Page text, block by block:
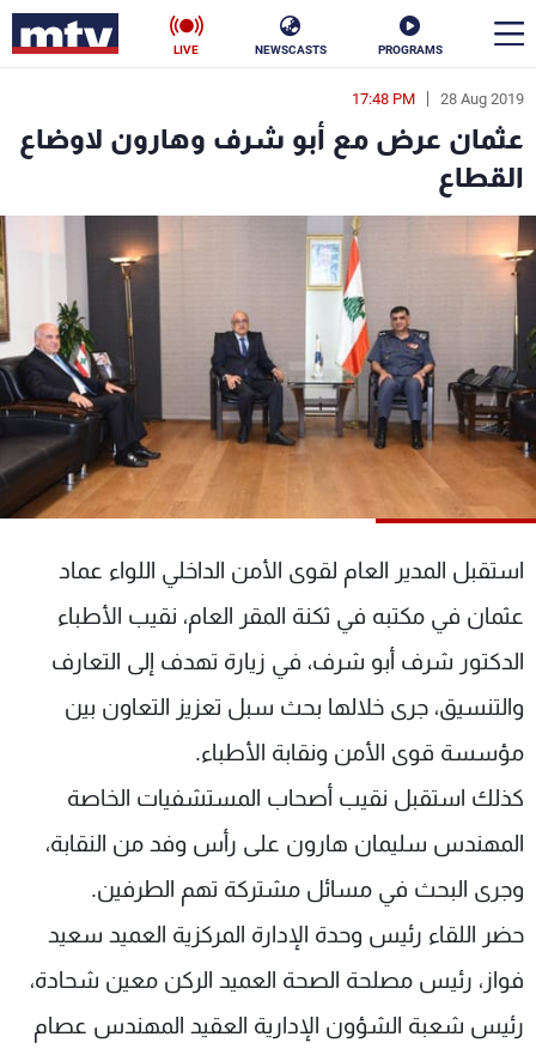
PROGRAMS
NEWSCASTS
LIVE
28 Aug 2019
17:48 PM
عثمان عرض مع أبو شرف وهارون لاوضاع
القطاع
استقبل المدير العام لقوى الأمن الداخلي اللواء عماد
عثمان في مكتبه في ثكنة المقر العام، نقيب الأطباء
الدكتور شرف أبو شرف، في زيارة تهدف إلى التعارف
والتنسيق، جرى خلالها بحث سبل تعزيز التعاون بين
مؤسسة قوى الأمن ونقابة الأطباء.
كذلك استقبل نقيب أصحاب المستشفيات الخاصة
المهندس سليمان هارون على رأس وفد من النقابة،
وجرى البحث في مسائل مشتركة تهم الطرفين.
حضر اللقاء رئيس وحدة الإدارة المركزية العميد سعيد
فواز، رئيس مصلحة الصحة العميد الركن معين شحادة،
رئيس شعبة الشؤون الإدارية العقيد المهندس عصام
en
الأخبار
سياسة ناس
إقتصاد
منوعات رياضة
كأس العالم
جدول البرامج
شاهد البرامج
عن MTV
الإنـتـاج
لاعلاناتكم
وظائف
تواصل معنا
شروط الإسـتخدام
سياسة الخصوصية